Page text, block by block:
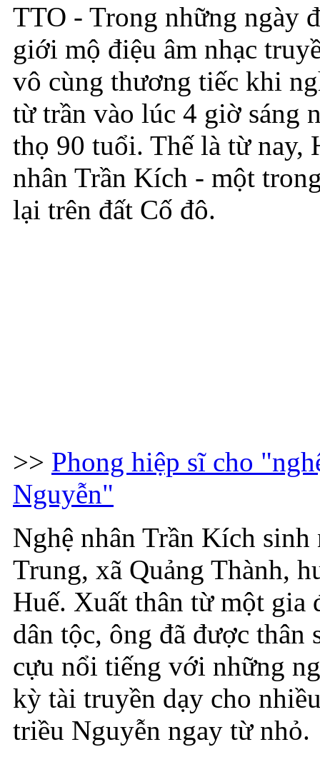
TTO - Trong những ngày
giới mộ điệu âm nhạc
vô cùng thương tiếc khi
từ trần vào lúc 4 giờ sáng
thọ 90 tuổi. Thế là từ nay,
nhân Trần Kích - một
lại trên đất Cố đô.
>> Phong hiệp sĩ cho
Nguyễn"
Nghệ nhân Trần Kích
Trung, xã Quảng Thành,
Huế. Xuất thân từ một gia
dân tộc, ông đã được
cựu nổi tiếng với những
kỳ tài truyền dạy cho
triều Nguyễn ngay từ nhỏ.